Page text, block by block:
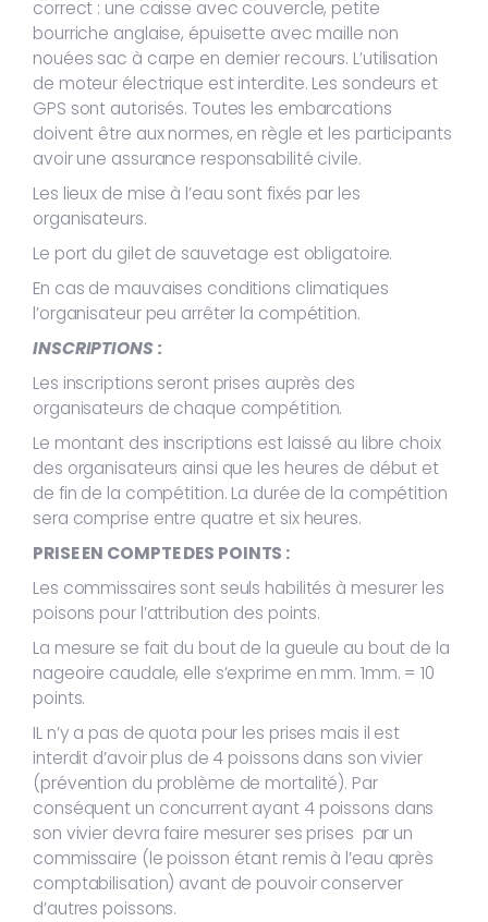
correct : une caisse avec couvercle, petite
bourriche anglaise, épuisette avec maille non
nouées sac à carpe en dernier recours. L’utilisation
de moteur électrique est interdite. Les sondeurs et
GPS sont autorisés. Toutes les embarcations
doivent être aux normes, en règle et les participants
avoir une assurance responsabilité civile.
Les lieux de mise à l’eau sont fixés par les
organisateurs.
Le port du gilet de sauvetage est obligatoire.
En cas de mauvaises conditions climatiques
l’organisateur peu arrêter la compétition.
INSCRIPTIONS :
Les inscriptions seront prises auprès des
organisateurs de chaque compétition.
Le montant des inscriptions est laissé au libre choix
des organisateurs ainsi que les heures de début et
de fin de la compétition. La durée de la compétition
sera comprise entre quatre et six heures.
PRISE EN COMPTE DES POINTS :
Les commissaires sont seuls habilités à mesurer les
poisons pour l’attribution des points.
La mesure se fait du bout de la gueule au bout de la
nageoire caudale, elle s’exprime en mm. 1mm. = 10
points.
IL n’y a pas de quota pour les prises mais il est
interdit d’avoir plus de 4 poissons dans son vivier
(prévention du problème de mortalité). Par
conséquent un concurrent ayant 4 poissons dans
son vivier devra faire mesurer ses prises par un
commissaire (le poisson étant remis à l’eau après
comptabilisation) avant de pouvoir conserver
d’autres poissons.